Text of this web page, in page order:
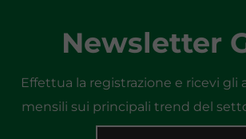
Newsletter
Effettua la registrazione e ricevi gli
mensili sui principali trend del